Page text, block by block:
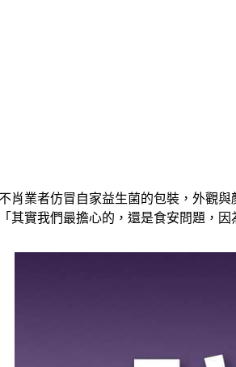
肖業者仿冒自家益生菌的包裝，外觀
其實我們最擔心的，還是食安問題，